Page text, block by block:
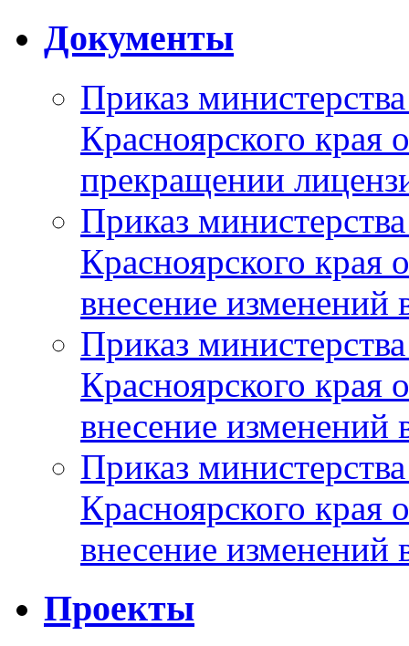
Документы
Приказ
Красноярского
прекращении
Приказ
Красноярского
внесение изменений
Приказ
Красноярского
внесение изменений
Приказ
Красноярского
внесение изменений
Проекты